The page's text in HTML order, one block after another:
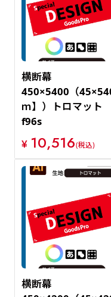
横断幕
450×5400（
ｍ】）トロマット
f96s
¥ 10,516(税込)
横断幕